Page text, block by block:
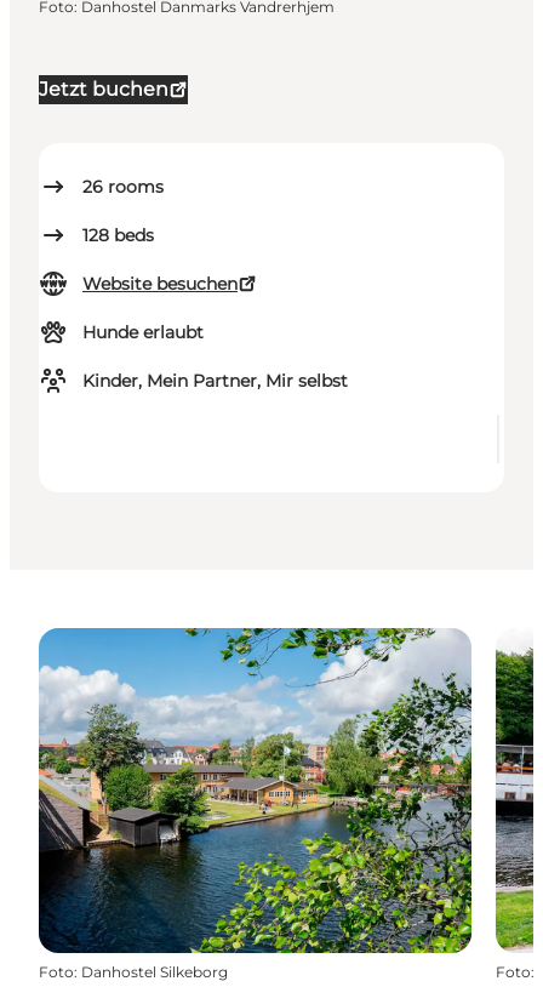
Jetzt buchen
26 rooms
128 beds
Website besuchen
Hunde erlaubt
Kinder, Mein Partner, Mir selbst
Foto: Danhostel Danmarks Vandrerhjem
Foto: Danhostel Silkeborg Foto: